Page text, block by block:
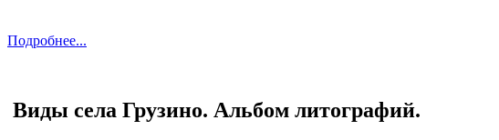
Подробнее...
Виды села Грузино. Альбом литографий.